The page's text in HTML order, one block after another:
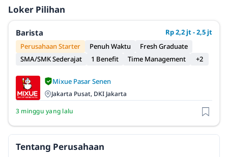
Loker Pilihan
Barista
Rp 2,2 jt - 2,5 jt
Perusahaan Starter
Penuh Waktu
Fresh Graduate
SMA/SMK Sederajat
1 Benefit Time Management +2
Mixue Pasar Senen
Jakarta Pusat, DKI Jakarta
3 minggu yang lalu
Tentang Perusahaan